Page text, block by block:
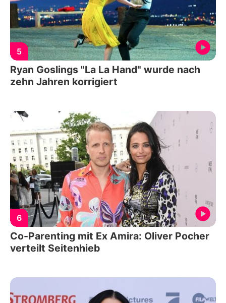
5
Ryan Goslings "La La Hand" wurde nach
zehn Jahren korrigiert
6
Co-Parenting mit Ex Amira: Oliver Pocher
verteilt Seitenhieb